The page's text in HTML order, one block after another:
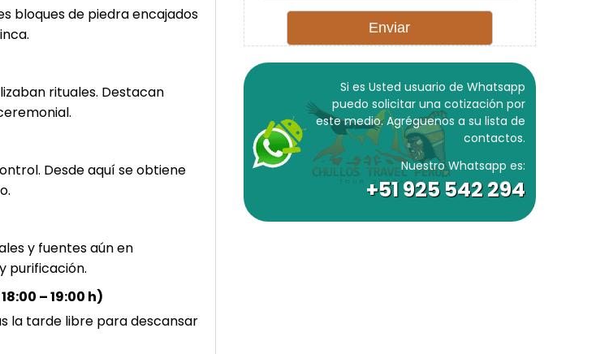
bloques de piedra encajados
rituales. Destacan
Desde aquí se obtiene
y fuentes aún en
purificación.
– 19:00 h)
la tarde libre para descansar
Si es Usted usuario de Whatsapp
puedo solicitar una cotización por
este medio. Agréguenos a su lista de
contactos.
Nuestro Whatsapp es:
+51 925 542 294